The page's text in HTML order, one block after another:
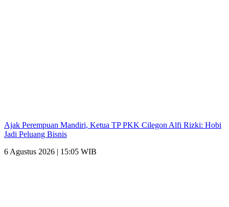
Ajak Perempuan Mandiri, Ketua TP PKK Cilegon Alfi Rizki: Hobi
Jadi Peluang Bisnis
6 Agustus 2026 | 15:05 WIB